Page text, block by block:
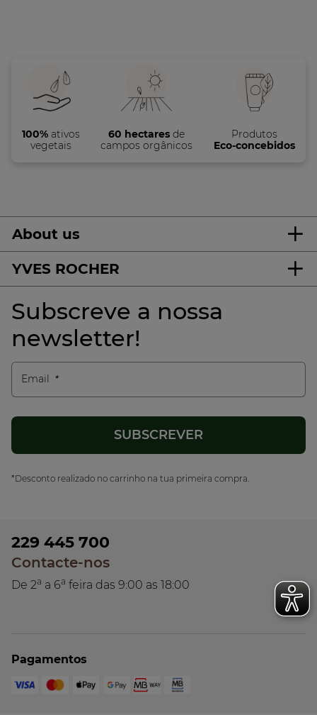
100%ativos
vegetais
60 hectares de
campos orgânicos
Produtos
Eco-concebidos
About us
YVES ROCHER
Subscreve a nossa
newsletter!
Email
*Desconto realizado no carrinho na tua primeira compra.
229 445 700
Contacte-nos
De 2a a 6a feira das 9:00 as 18:00
Pagamentos